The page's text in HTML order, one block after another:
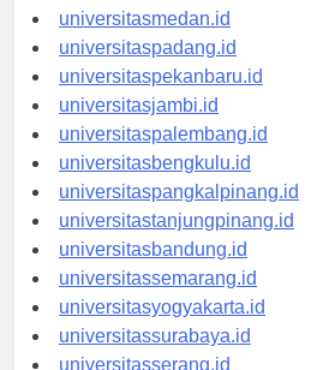
universitasaceh.id
universitasmedan.id
universitaspadang.id
universitaspekanbaru.id
universitasjambi.id
universitaspalembang.id
universitasbengkulu.id
universitaspangkalpinang.id
universitastanjungpinang.id
universitasbandung.id
universitassemarang.id
universitasyogyakarta.id
universitassurabaya.id